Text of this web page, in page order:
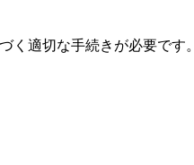
く適切な手続きが必要です。